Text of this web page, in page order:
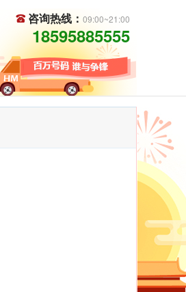
咨询热线： 09:00~21:00
18595885555